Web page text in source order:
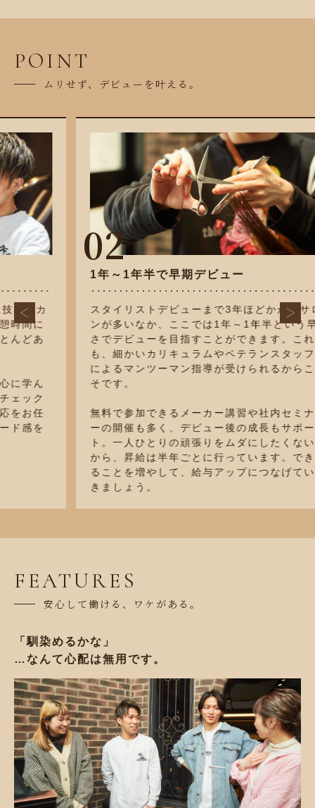
POINT
ムリせず、デビューを叶える。
02
1年～1年半で早期デビュー
スタイリストデビューまで3年ほどかかるサロ
ンが多いなか、ここでは1年～1年半という早
さでデビューを目指すことができます。これ
も、細かいカリキュラムやベテランスタッフ
によるマンツーマン指導が受けられるからこ
そです。
無料で参加できるメーカー講習や社内セミナ
ーの開催も多く、デビュー後の成長もサポー
ト。一人ひとりの頑張りをムダにしたくない
から、昇給は半年ごとに行っています。でき
ることを増やして、給与アップにつなげてい
きましょう。
FEATURES
安心して働ける、ワケがある。
「馴染めるかな」
…なんて心配は無用です。